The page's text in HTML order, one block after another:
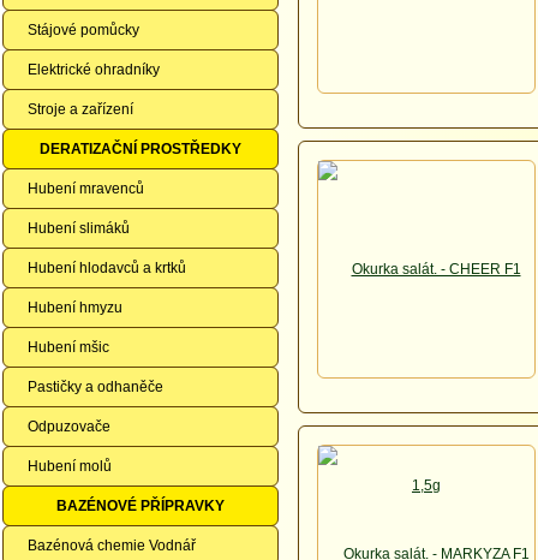
Stájové pomůcky
Elektrické ohradníky
Stroje a zařízení
DERATIZAČNÍ PROSTŘEDKY
Hubení mravenců
Hubení slimáků
Hubení hlodavců a krtků
Hubení hmyzu
Hubení mšic
Pastičky a odhaněče
Odpuzovače
Hubení molů
BAZÉNOVÉ PŘÍPRAVKY
Bazénová chemie Vodnář